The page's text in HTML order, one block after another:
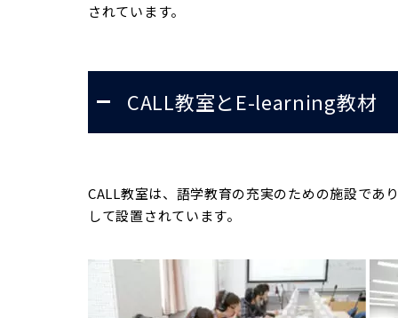
されています。
CALL教室とE-learning教材
CALL教室は、語学教育の充実のための施設であ
して設置されています。